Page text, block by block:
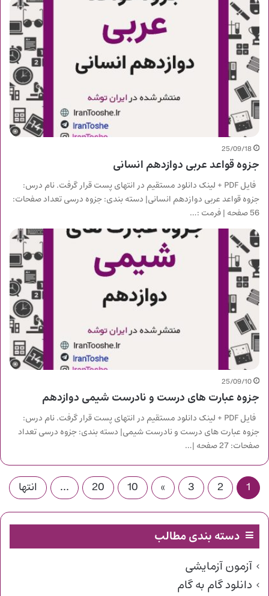
25/09/18
جزوه قواعد عربی دوازدهم انسانی
فایل PDF + لینک دانلود مستقیم در انتهای پست قرار گرفت. نام درس:
جزوه قواعد عربی دوازدهم انسانی| دسته بندی: جزوه درسی تعداد صفحات:
56 صفحه | فرمت :…
25/09/10
جزوه عبارت های درست و نادرست شیمی دوازدهم
فایل PDF + لینک دانلود مستقیم در انتهای پست قرار گرفت. نام درس:
جزوه عبارت های درست و نادرست شیمی| دسته بندی: جزوه درسی تعداد
صفحات: 27 صفحه |…
1
2
3
»
10
20
... انتها
دسته بندی مطالب
آزمون آزمایشی
دانلود گام به گام